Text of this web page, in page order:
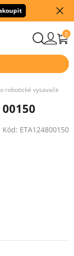
0
robotické vysavače
Kód: ETA124800150